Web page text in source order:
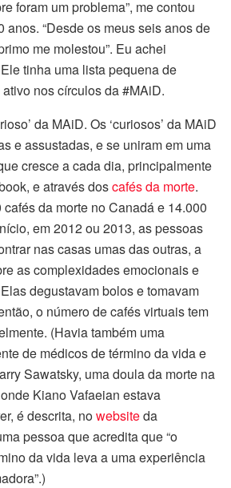
foram um problema”, me contou
anos. “Desde os meus seis anos de
me molestou”. Eu achei
tinha uma lista pequena de
nos círculos da #MAiD.
da MAiD. Os ‘curiosos’ da MAiD
e assustadas, e se uniram em uma
cresce a cada dia, principalmente
e através doscafés da morte.
da morte no Canadá e 14.000
em 2012 ou 2013, as pessoas
nas casas umas das outras, a
as complexidades emocionais e
degustavam bolos e tomavam
o número de cafés virtuais tem
(Havia também uma
de médicos de término da vida e
Sawatsky, uma doula da morte na
Kiano Vafaeian estava
é descrita, nowebsiteda
pessoa que acredita que “o
da vida leva a uma experiência